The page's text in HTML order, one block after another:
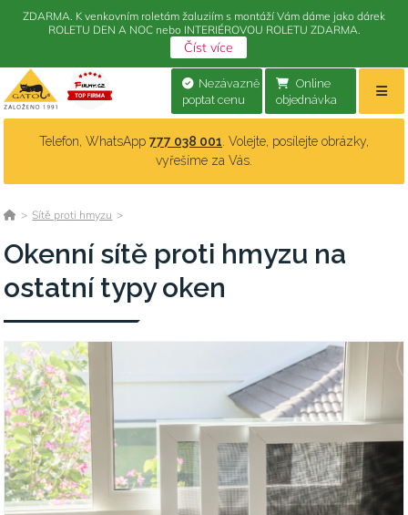
Online
objednávka
Nezávazně
poptat cenu
Telefon, WhatsApp 777 038 001 . Volejte, posílejte obrázky,
vyřešíme za Vás.
> Sítě proti hmyzu >
Okenní sítě proti hmyzu na
ostatní typy oken
ZDARMA. K venkovním roletám žaluziím s montáží Vám dáme jako dárek
ROLETU DEN A NOC nebo INTERIÉROVOU ROLETU ZDARMA.
Číst více